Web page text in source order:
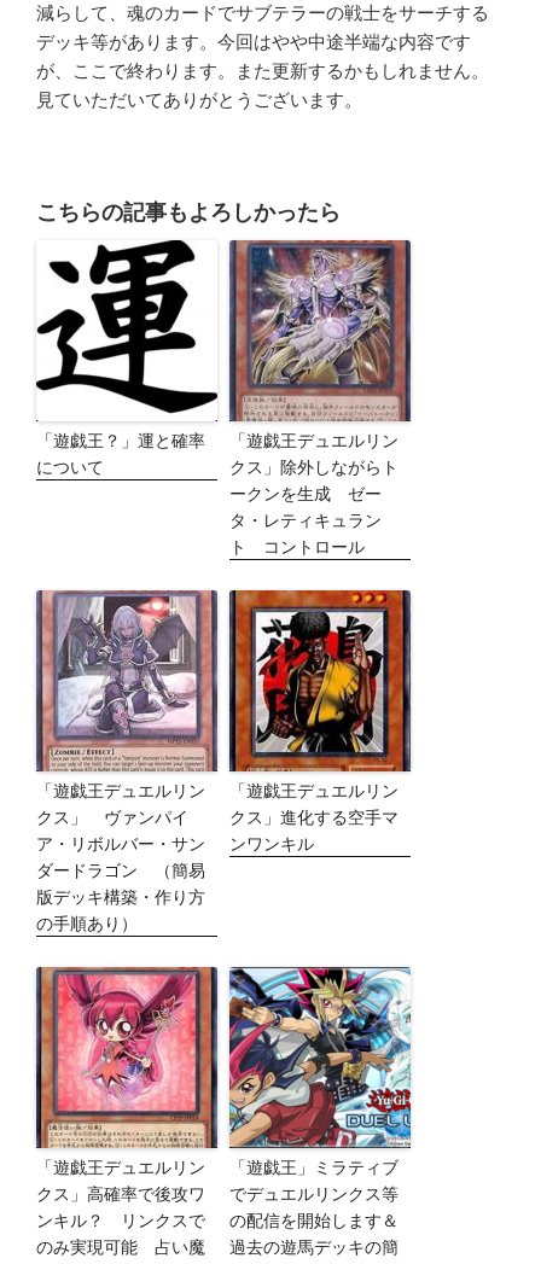
減らして、魂のカードでサブテラーの戦士をサーチする
デッキ等があります。今回はやや中途半端な内容です
が、ここで終わります。また更新するかもしれません。
見ていただいてありがとうございます。
こちらの記事もよろしかったら
「遊戯王？」運と確率
について
「遊戯王デュエルリン
クス」除外しながらト
ークンを生成 ゼー
タ・レティキュラン
ト コントロール
「遊戯王デュエルリン
クス」 ヴァンパイ
ア・リボルバー・サン
ダードラゴン （簡易
版デッキ構築・作り方
の手順あり）
「遊戯王デュエルリン
クス」進化する空手マ
ンワンキル
「遊戯王デュエルリン
クス」高確率で後攻ワ
ンキル？ リンクスで
のみ実現可能 占い魔
「遊戯王」ミラティブ
でデュエルリンクス等
の配信を開始します＆
過去の遊馬デッキの簡